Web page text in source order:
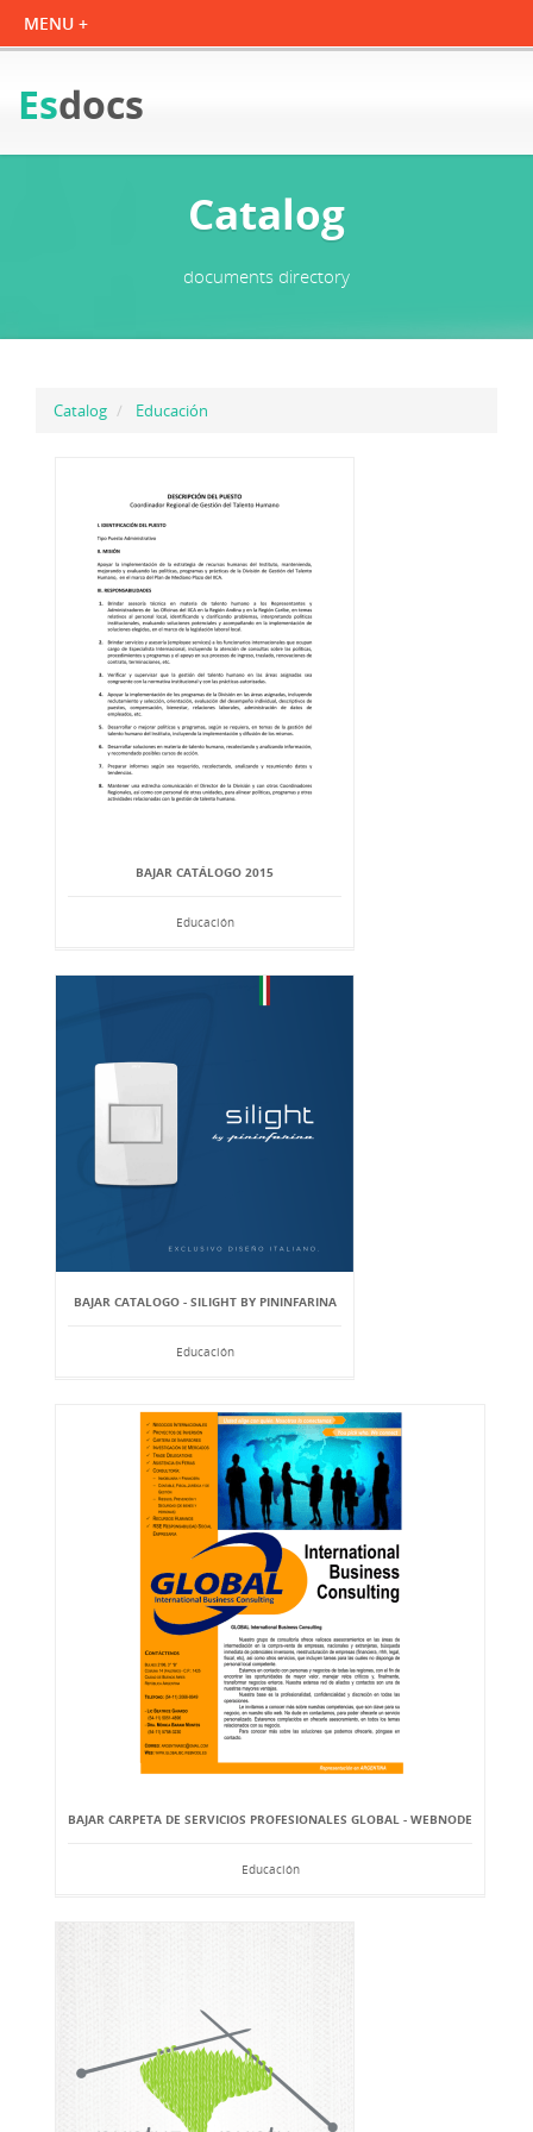
Esdocs
Catalog
documents directory
Catalog Educación
BAJAR CATÁLOGO 2015
Educación
BAJAR CATALOGO - SILIGHT BY PININFARINA
Educación
BAJAR CARPETA DE SERVICIOS PROFESIONALES GLOBAL - WEBNODE
Educación